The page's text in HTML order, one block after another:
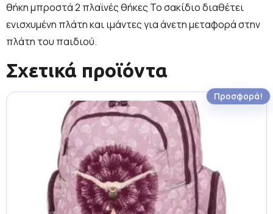
θήκη μπροστά 2 πλαϊνές θήκες Το σακίδιο διαθέτει
ενισχυμένη πλάτη και ιμάντες για άνετη μεταφορά στην
πλάτη του παιδιού.
Σχετικά προϊόντα
Προσφορά!